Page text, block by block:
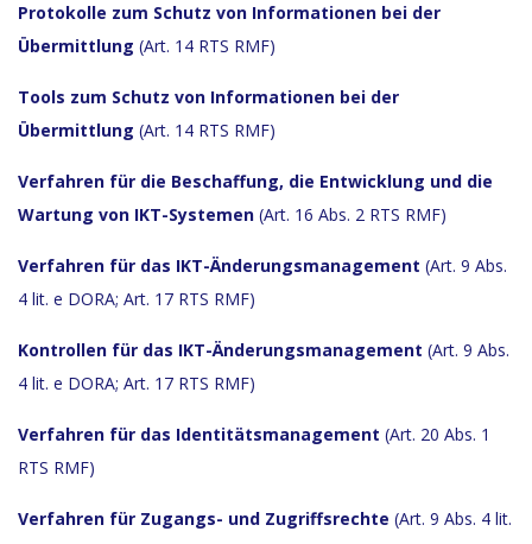
Protokolle zum Schutz von Informationen bei der
Übermittlung (Art. 14 RTS RMF)
Tools zum Schutz von Informationen bei der
Übermittlung (Art. 14 RTS RMF)
Verfahren für die Beschaffung, die Entwicklung und die
Wartung von IKT-Systemen (Art. 16 Abs. 2 RTS RMF)
Verfahren für das IKT-Änderungsmanagement (Art. 9 Abs.
4 lit. e DORA; Art. 17 RTS RMF)
Kontrollen für das IKT-Änderungsmanagement (Art. 9 Abs.
4 lit. e DORA; Art. 17 RTS RMF)
Verfahren für das Identitätsmanagement (Art. 20 Abs. 1
RTS RMF)
Verfahren für Zugangs- und Zugriffsrechte (Art. 9 Abs. 4 lit.